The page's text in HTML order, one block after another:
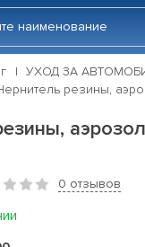
УХОД ЗА
резины,
0 отзывов